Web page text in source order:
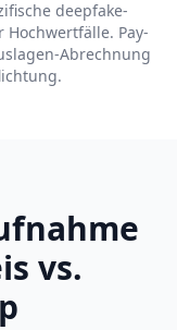
deepfake-
Hochwertfälle. Pay-
Abrechnung
vs.